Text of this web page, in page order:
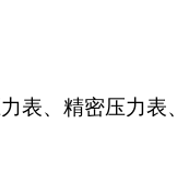
表、精密压力